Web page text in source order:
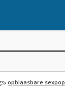
opblaasbare sexpop